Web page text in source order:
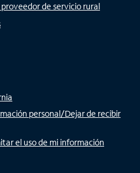
de servicio rural
personal/Dejar de recibir
el uso de mi información